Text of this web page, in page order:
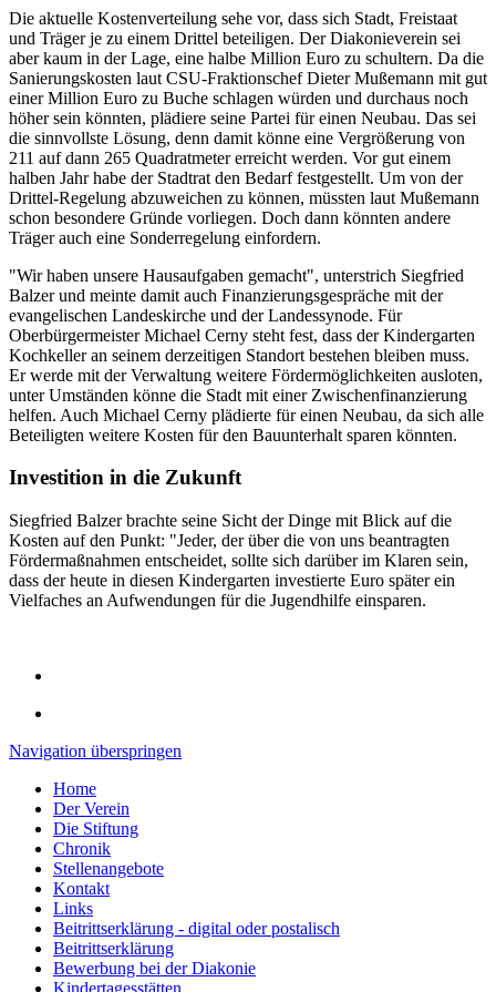
Die aktuelle Kostenverteilung sehe vor, dass sich Stadt, Freistaat
und Träger je zu einem Drittel beteiligen. Der Diakonieverein sei
aber kaum in der Lage, eine halbe Million Euro zu schultern. Da die
Sanierungskosten laut CSU-Fraktionschef Dieter Mußemann mit gut
einer Million Euro zu Buche schlagen würden und durchaus noch
höher sein könnten, plädiere seine Partei für einen Neubau. Das sei
die sinnvollste Lösung, denn damit könne eine Vergrößerung von
211 auf dann 265 Quadratmeter erreicht werden. Vor gut einem
halben Jahr habe der Stadtrat den Bedarf festgestellt. Um von der
Drittel-Regelung abzuweichen zu können, müssten laut Mußemann
schon besondere Gründe vorliegen. Doch dann könnten andere
Träger auch eine Sonderregelung einfordern.
"Wir haben unsere Hausaufgaben gemacht", unterstrich Siegfried
Balzer und meinte damit auch Finanzierungsgespräche mit der
evangelischen Landeskirche und der Landessynode. Für
Oberbürgermeister Michael Cerny steht fest, dass der Kindergarten
Kochkeller an seinem derzeitigen Standort bestehen bleiben muss.
Er werde mit der Verwaltung weitere Fördermöglichkeiten ausloten,
unter Umständen könne die Stadt mit einer Zwischenfinanzierung
helfen. Auch Michael Cerny plädierte für einen Neubau, da sich alle
Beteiligten weitere Kosten für den Bauunterhalt sparen könnten.
Investition in die Zukunft
Siegfried Balzer brachte seine Sicht der Dinge mit Blick auf die
Kosten auf den Punkt: "Jeder, der über die von uns beantragten
Fördermaßnahmen entscheidet, sollte sich darüber im Klaren sein,
dass der heute in diesen Kindergarten investierte Euro später ein
Vielfaches an Aufwendungen für die Jugendhilfe einsparen.
Navigation überspringen
Home
Der Verein
Die Stiftung
Chronik
Stellenangebote
Kontakt
Links
Beitrittserklärung - digital oder postalisch
Beitrittserklärung
Bewerbung bei der Diakonie
Kindertagesstätten